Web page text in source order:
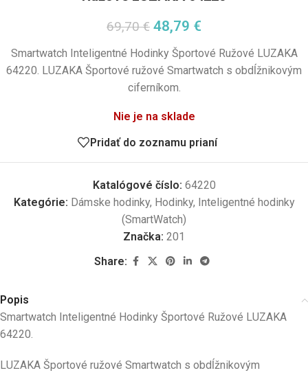
69,70€ 48,79 €
Smartwatch Inteligentné Hodinky Športové Ružové LUZAKA
64220. LUZAKA Športové ružové Smartwatch s obdĺžnikovým
ciferníkom.
Nie je na sklade
Pridať do zoznamu prianí
Katalógové číslo: 64220
Kategórie: Dámske hodinky, Hodinky, Inteligentné hodinky
(SmartWatch)
Značka: 201
Share:
Popis
Smartwatch Inteligentné Hodinky Športové Ružové LUZAKA
64220.
LUZAKA Športové ružové Smartwatch s obdĺžnikovým